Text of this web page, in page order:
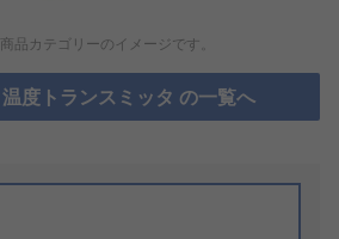
品カテゴリーのイメージです。
度トランスミッタ の一覧へ